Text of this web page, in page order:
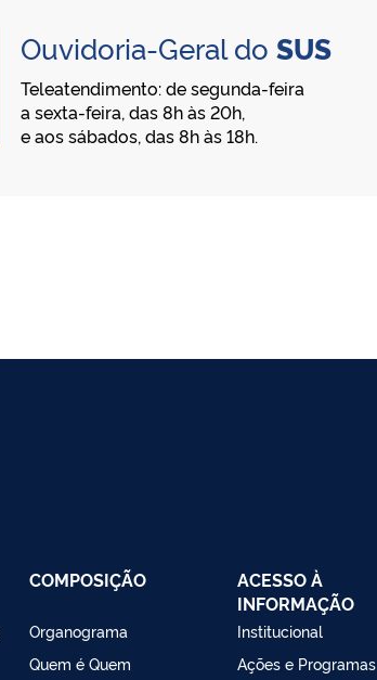
Ouvidoria-Geral do SUS
Teleatendimento: de segunda-feira
a sexta-feira, das 8h às 20h,
e aos sábados, das 8h às 18h.
COMPOSIÇÃO
Organograma
Quem é Quem
ACESSO À
INFORMAÇÃO
Institucional
Ações e Programas